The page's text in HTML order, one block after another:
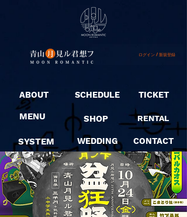
ログイン / 新規登録
ABOUT
MENU
SYSTEM
SCHEDULE
SHOP
WEDDING
TICKET
RENTAL
CONTACT